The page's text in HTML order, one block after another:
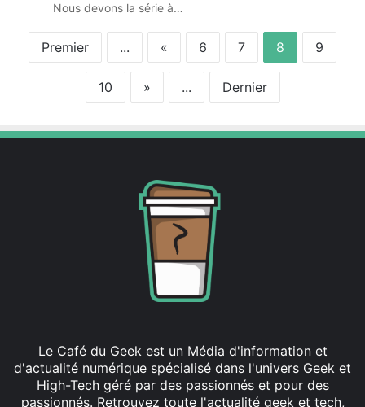
Nous devons la série à…
Premier ... « 6 7 8 9
10 » ... Dernier
Le Café du Geek est un Média d'information et
d'actualité numérique spécialisé dans l'univers Geek et
High-Tech géré par des passionnés et pour des
passionnés. Retrouvez toute l'actualité geek et tech,